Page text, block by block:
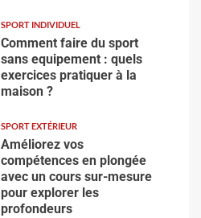
SPORT INDIVIDUEL
Comment faire du sport
sans equipement : quels
exercices pratiquer à la
maison ?
SPORT EXTÉRIEUR
Améliorez vos
compétences en plongée
avec un cours sur-mesure
pour explorer les
profondeurs